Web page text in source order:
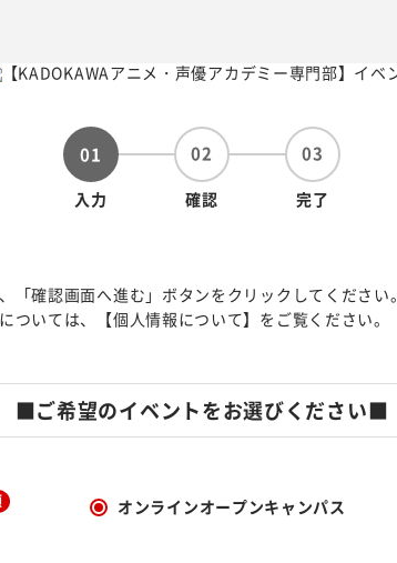
01
入力
02
確認
03
完了
「確認画面へ進む」ボタンをクリックしてください。
いては、【個人情報について】をご覧ください。
■ご希望のイベントをお選びください■
オンラインオープンキャンパス